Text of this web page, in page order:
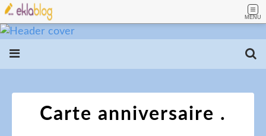
MENU
Carte anniversaire .